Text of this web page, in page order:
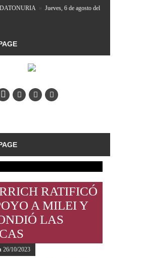
» Jueves, 6 de agosto del
RATIFICÓ
A MILEI Y
LAS
26/10/2023